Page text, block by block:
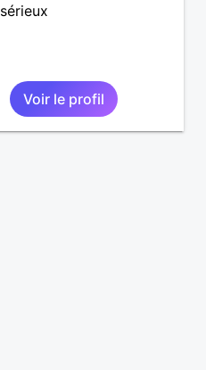
Voir le profil